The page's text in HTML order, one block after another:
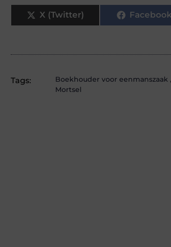
X (Twitter) Facebook
Tags: Boekhouder voor eenmanszaak ,
Mortsel